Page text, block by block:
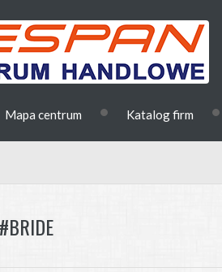
Mapa centrum • Katalog firm •